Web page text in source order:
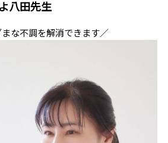
八田先生
な不調を解消できます／